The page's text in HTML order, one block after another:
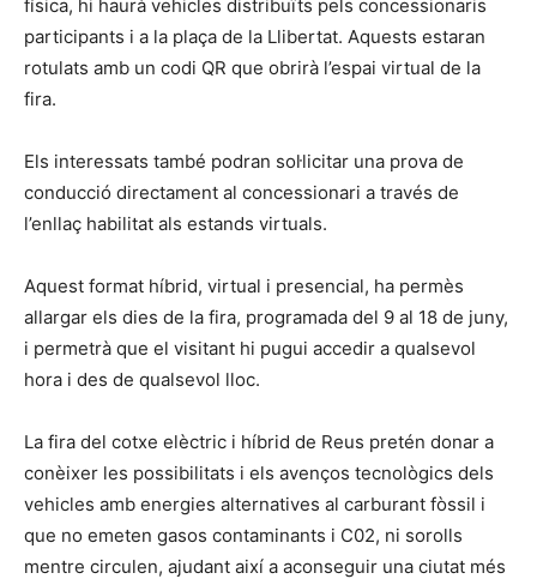
física, hi haurà vehicles distribuïts pels concessionaris
participants i a la plaça de la Llibertat. Aquests estaran
rotulats amb un codi QR que obrirà l’espai virtual de la
fira.
Els interessats també podran sol·licitar una prova de
conducció directament al concessionari a través de
l’enllaç habilitat als estands virtuals.
Aquest format híbrid, virtual i presencial, ha permès
allargar els dies de la fira, programada del 9 al 18 de juny,
i permetrà que el visitant hi pugui accedir a qualsevol
hora i des de qualsevol lloc.
La fira del cotxe elèctric i híbrid de Reus pretén donar a
conèixer les possibilitats i els avenços tecnològics dels
vehicles amb energies alternatives al carburant fòssil i
que no emeten gasos contaminants i C02, ni sorolls
mentre circulen, ajudant així a aconseguir una ciutat més